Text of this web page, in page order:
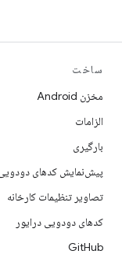
ساخت
مخزن Android
الزامات
بارگیری
پیش‌نمایش کدهای
تصاویر تنظیمات کارخانه
کدهای دودویی درایور
GitHub